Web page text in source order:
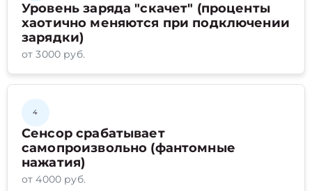
Уровень заряда "скачет" (проценты
хаотично меняются при подключении
зарядки)
от 3000 руб.
4
Сенсор срабатывает
самопроизвольно (фантомные
нажатия)
от 4000 руб.